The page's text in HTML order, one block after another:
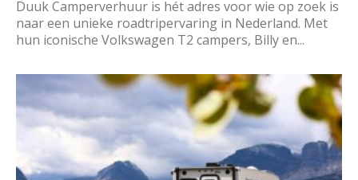
Duuk Camperverhuur is hét adres voor wie op zoek is
naar een unieke roadtripervaring in Nederland. Met
hun iconische Volkswagen T2 campers, Billy en...